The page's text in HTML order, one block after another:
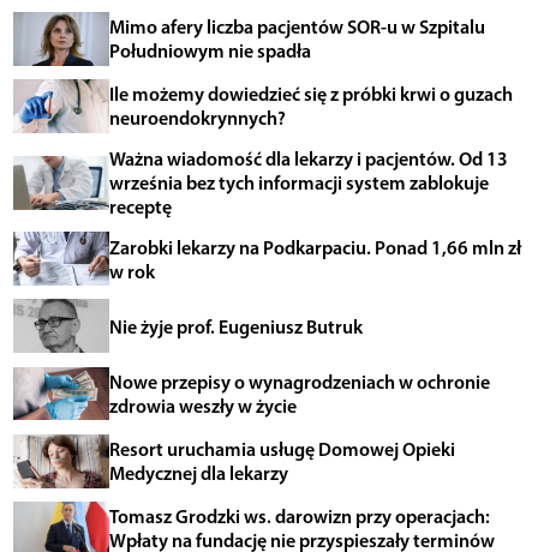
Mimo afery liczba pacjentów SOR-u w Szpitalu
Południowym nie spadła
Ile możemy dowiedzieć się z próbki krwi o guzach
neuroendokrynnych?
Ważna wiadomość dla lekarzy i pacjentów. Od 13
września bez tych informacji system zablokuje
receptę
Zarobki lekarzy na Podkarpaciu. Ponad 1,66 mln zł
w rok
Nie żyje prof. Eugeniusz Butruk
Nowe przepisy o wynagrodzeniach w ochronie
zdrowia weszły w życie
Resort uruchamia usługę Domowej Opieki
Medycznej dla lekarzy
Tomasz Grodzki ws. darowizn przy operacjach:
Wpłaty na fundację nie przyspieszały terminów